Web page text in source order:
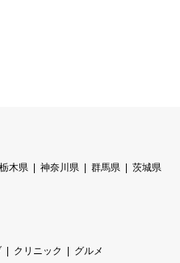
栃木県 神奈川県 群馬県
茨城県
クリニック
グルメ